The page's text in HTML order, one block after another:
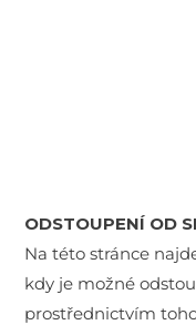
ODSTOUPENÍ OD
Na této stránce
kdy je možné
prostřednictvím